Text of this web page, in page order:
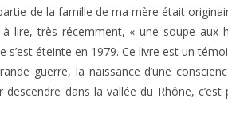
de la famille de ma mère était
lire, très récemment, « une soupe
éteinte en 1979. Ce livre est un
guerre, la naissance d’une
dans la vallée du Rhône,